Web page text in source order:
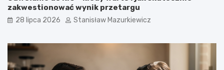
zakwestionować wynik przetargu
28 lipca 2026 Stanisław Mazurkiewicz